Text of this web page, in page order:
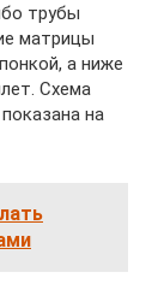
трубы
матрицы
а ниже
Схема
на